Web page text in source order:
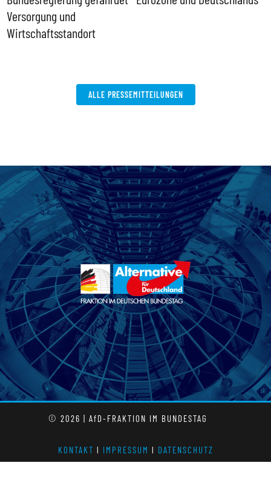
Versorgung und
Wirtschaftsstandort
ALLE PRESSEMITTEILUNGEN
© 2026 | AfD-FRAKTION IM BUNDESTAG
KONTAKT l IMPRESSUM l DATENSCHUTZ